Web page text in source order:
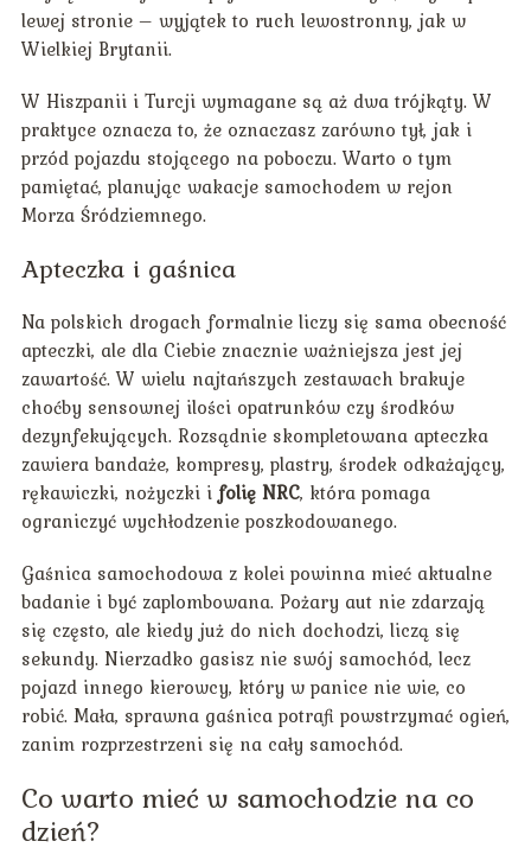
lewej stronie – wyjątek to ruch lewostronny, jak w
Wielkiej Brytanii.
W Hiszpanii i Turcji wymagane są aż dwa trójkąty. W
praktyce oznacza to, że oznaczasz zarówno tył, jak i
przód pojazdu stojącego na poboczu. Warto o tym
pamiętać, planując wakacje samochodem w rejon
Morza Śródziemnego.
Apteczka i gaśnica
Na polskich drogach formalnie liczy się sama obecność
apteczki, ale dla Ciebie znacznie ważniejsza jest jej
zawartość. W wielu najtańszych zestawach brakuje
choćby sensownej ilości opatrunków czy środków
dezynfekujących. Rozsądnie skompletowana apteczka
zawiera bandaże, kompresy, plastry, środek odkażający,
rękawiczki, nożyczki ifolię NRC, która pomaga
ograniczyć wychłodzenie poszkodowanego.
Gaśnica samochodowa z kolei powinna mieć aktualne
badanie i być zaplombowana. Pożary aut nie zdarzają
się często, ale kiedy już do nich dochodzi, liczą się
sekundy. Nierzadko gasisz nie swój samochód, lecz
pojazd innego kierowcy, który w panice nie wie, co
robić. Mała, sprawna gaśnica potrafi powstrzymać ogień,
zanim rozprzestrzeni się na cały samochód.
Co warto mieć w samochodzie na co
dzień?